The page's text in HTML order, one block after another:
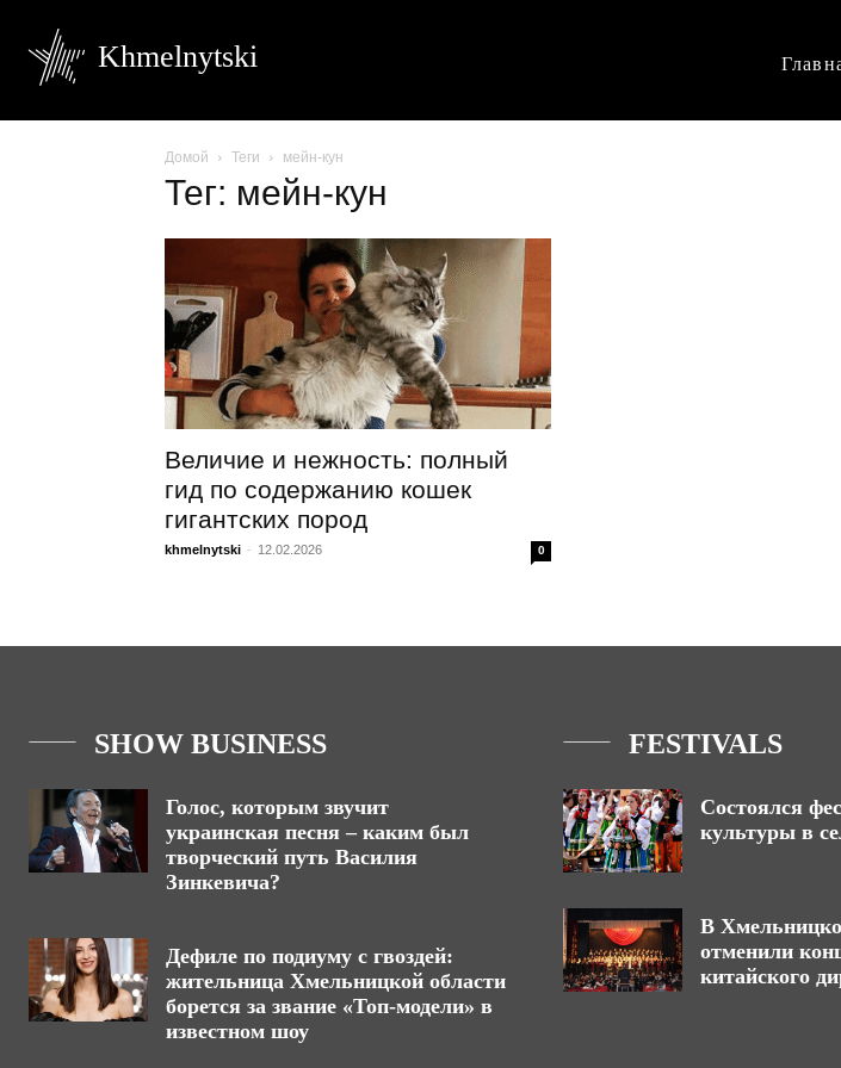
Khmelnytski
Домой Теги мейн-кун
Тег: мейн-кун
Величие и нежность: полный
гид по содержанию кошек
гигантских пород
khmelnytski - 12.02.2026 0
SHOW BUSINESS
Голос, которым звучит
украинская песня – каким был
творческий путь Василия
Зинкевича?
Дефиле по подиуму с гвоздей:
жительница Хмельницкой области
борется за звание «Топ-модели» в
известном шоу
FESTIVALS
Состоялся
культуры в
В
отменили
китайского